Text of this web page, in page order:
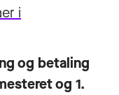
i
og betaling
og 1.